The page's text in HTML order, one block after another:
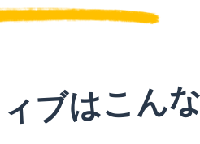
ブはこん